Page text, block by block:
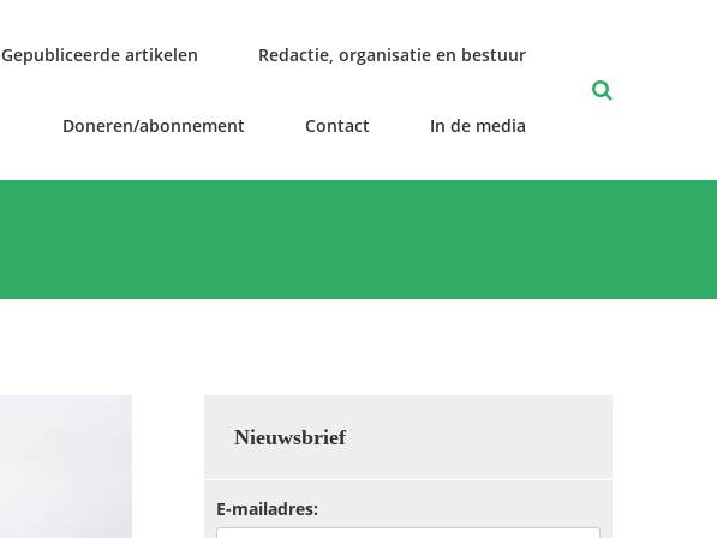
Gepubliceerde artikelen Redactie, organisatie en bestuur
Doneren/abonnement Contact In de media
Nieuwsbrief
E-mailadres: